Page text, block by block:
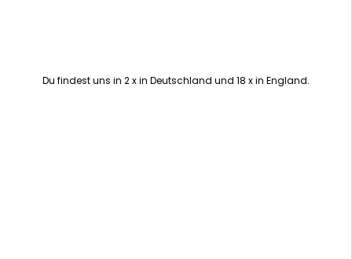
Du findest uns in 2 x in Deutschland und 18 x in England.